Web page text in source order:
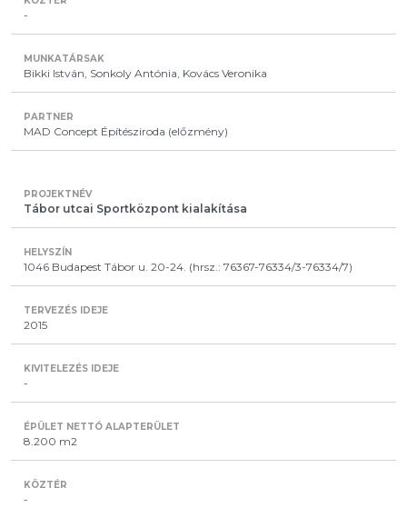
-
Bikki István, Sonkoly Antónia, Kovács Veronika
MAD Concept Építésziroda (előzmény)
Tábor utcai Sportközpont kialakítása
1046 Budapest Tábor u. 20-24. (hrsz.: 76367-76334/3-76334/7)
2015
-
8.200 m2
-